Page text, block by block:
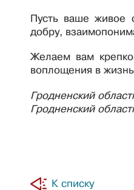
Пусть ваше живое
добру,
Желаем вам
воплощения в
Гродненский
Гродненский
К списку